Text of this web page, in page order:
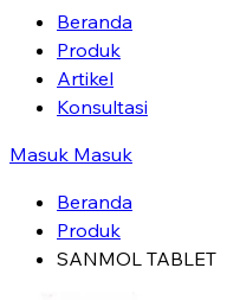
Beranda
Produk
Artikel
Konsultasi
Masuk Masuk
Beranda
Produk
SANMOL TABLET